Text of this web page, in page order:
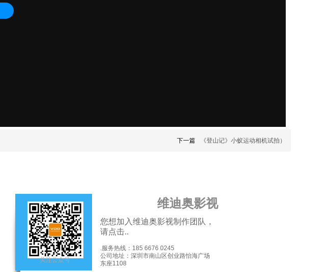
下一篇 《登山记》小蚁运动相机试拍）
关注公众号
维迪奥影视
您想加入维迪奥影视制作团队，
请点击..
.服务热线：185 6676 0245
公司地址：深圳市南山区创业路怡海广场
东座1108